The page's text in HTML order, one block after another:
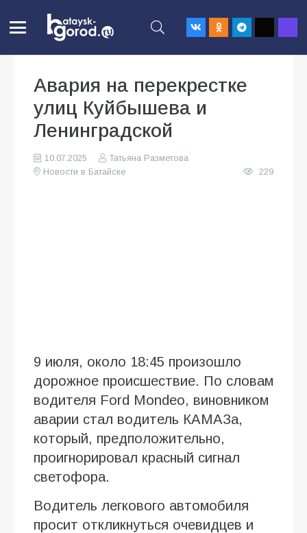
Авария на перекрестке
улиц Куйбышева и
Ленинградской
10.07.2025
Татьяна Разметова
Новости в Батайске
229
9 июля, около 18:45 произошло
дорожное происшествие. По словам
водителя Ford Mondeo, виновником
аварии стал водитель КАМАЗа,
который, предположительно,
проигнорировал красный сигнал
светофора.
Водитель легкового автомобиля
просит откликнуться очевидцев и